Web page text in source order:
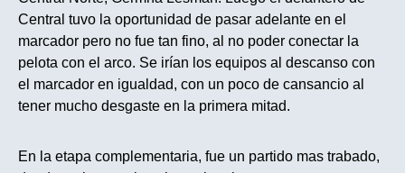
Central tuvo la oportunidad de pasar adelante en el
marcador pero no fue tan fino, al no poder conectar la
pelota con el arco. Se irían los equipos al descanso con
el marcador en igualdad, con un poco de cansancio al
tener mucho desgaste en la primera mitad.
En la etapa complementaria, fue un partido mas trabado,